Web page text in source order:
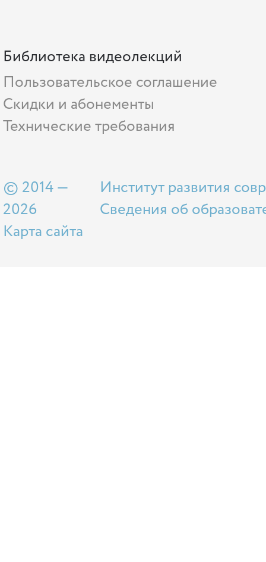
Библиотека видеолекций
Пользовательское соглашение
Скидки и абонементы
Технические требования
© 2014 —
2026
Карта сайта
Институт развития
Сведения об